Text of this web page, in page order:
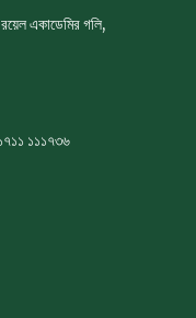
একাডেমির গলি,
১১১৭৩৬